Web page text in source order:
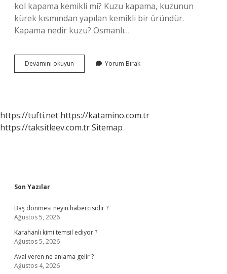
kol kapama kemikli mi? Kuzu kapama, kuzunun
kürek kısmından yapılan kemikli bir üründür.
Kapama nedir kuzu? Osmanlı…
Devamını okuyun Kapama
Hangi
Yorum Bırak
https://tufti.net https://katamino.com.tr
https://taksitleev.com.trSitemap
Sidebar
Son Yazılar
Baş dönmesi neyin habercisidir ?
Ağustos 5, 2026
Karahanlı kimi temsil ediyor ?
Ağustos 5, 2026
Aval veren ne anlama gelir ?
Ağustos 4, 2026